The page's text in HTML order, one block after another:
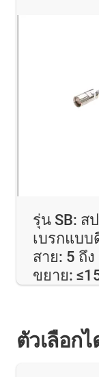
รุ่น SB: ส
เบรกแบบ
สาย: 5 ถึ
ขยาย:
ตัวเลือก